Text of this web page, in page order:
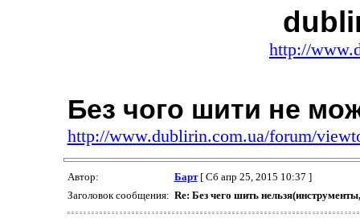
http://
Без чого шити не
http://www.dublirin.com.ua/forum/
Автор: Барт[ Сб апр 25, 2015 10:37 ]
Заголовок сообщения: Re: Без чего шить